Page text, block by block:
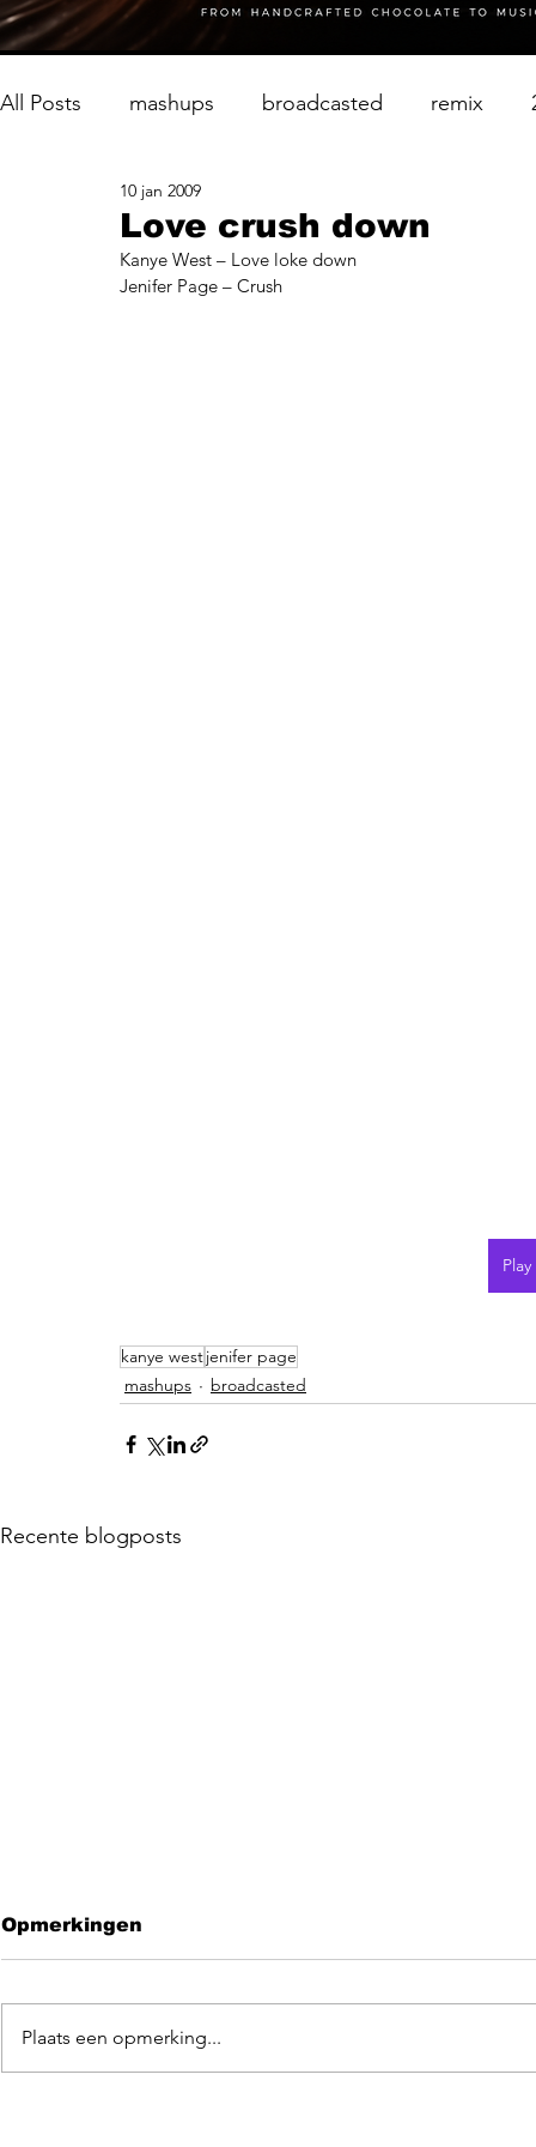
All Posts mashups broadcasted remix
Love crush down
10 jan 2009
Kanye West – Love loke down
Jenifer Page – Crush
kanye westjenifer page
mashups
broadcasted
Recente blogposts
Leave
Opmerkingen
Plaats een opmerking...